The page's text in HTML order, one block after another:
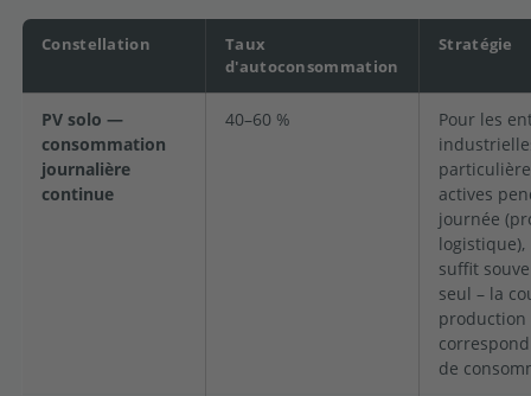
Constellation
Taux
d'autoconsommation
Stratégie
PV solo —
consommation
journalière
continue
40–60 %
Pour les
actives
journée
logistique),
suffit
seul – la
production
de